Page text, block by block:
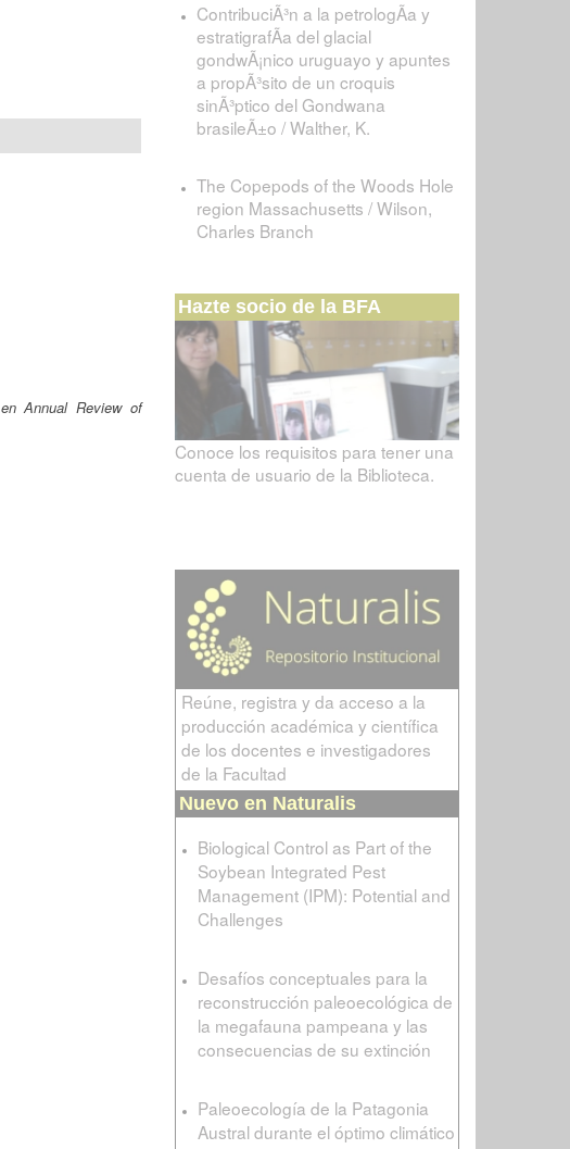
en Annual Review of
ContribuciÃ³n a la petrologÃ­a y
estratigrafÃ­a del glacial
gondwÃ¡nico uruguayo y apuntes
a propÃ³sito de un croquis
sinÃ³ptico del Gondwana
brasileÃ±o / Walther, K.
The Copepods of the Woods Hole
region Massachusetts / Wilson,
Charles Branch
Hazte socio de la BFA
Conoce los requisitos para tener una
cuenta de usuario de la Biblioteca.
Reúne, registra y da acceso a la
producción académica y científica
de los docentes e investigadores
de la Facultad
Nuevo en Naturalis
Biological Control as Part of the
Soybean Integrated Pest
Management (IPM): Potential and
Challenges
Desafíos conceptuales para la
reconstrucción paleoecológica de
la megafauna pampeana y las
consecuencias de su extinción
Paleoecología de la Patagonia
Austral durante el óptimo climático